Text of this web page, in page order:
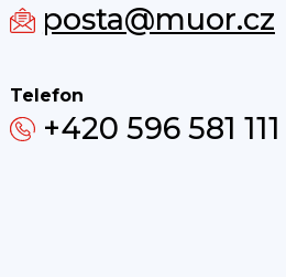
posta@muor.cz
Telefon
+420 596 581 111